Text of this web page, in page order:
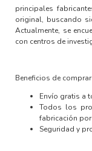
principales
original, buscando
Actualmente, se
con centros de
Beneficios de
Envío gratis a
Todos los
fabricación
Seguridad y